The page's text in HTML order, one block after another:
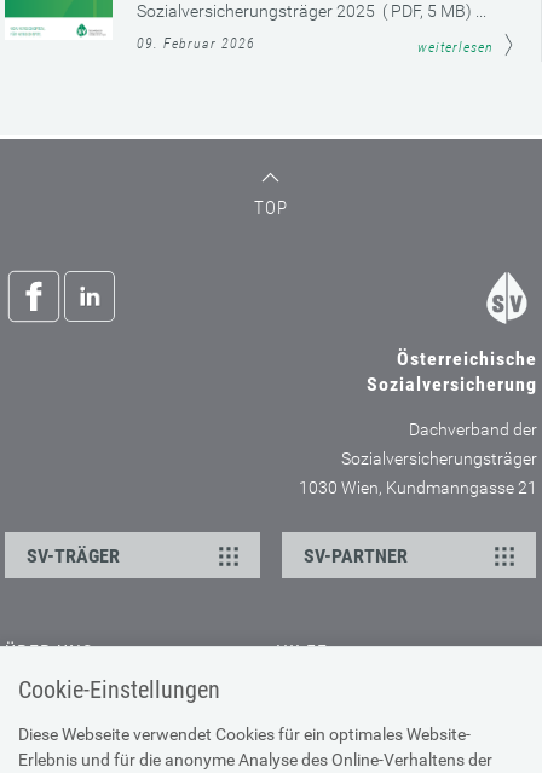
Cookie-Einstellungen
Diese Webseite verwendet Cookies für ein optimales Website-
Erlebnis und für die anonyme Analyse des Online-Verhaltens der
Sozialversicherungsträger 2025 ( PDF, 5 MB) ...
09. Februar 2026 weiterlesen
TOP
Österreichische
Sozialversicherung
Dachverband der
Sozialversicherungsträger
1030 Wien, Kundmanngasse 21
SV-TRÄGER SV-PARTNER
ÜBER UNS
Kontakt
Offene Stellen
Presse
HILFE
Browser-Info & Sicherheit
Hilfe zur Suche